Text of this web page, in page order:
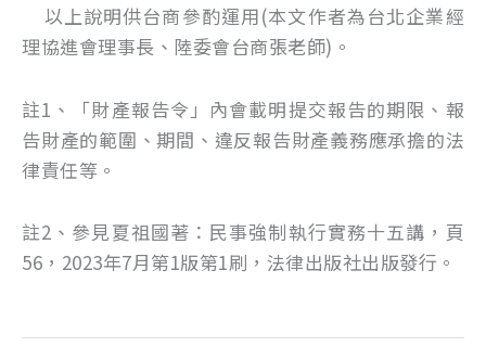
以上說明供台商參酌運用(本文作者為台北企業經
理協進會理事長、陸委會台商張老師)。
註1、「財產報告令」內會載明提交報告的期限、報
告財產的範圍、期間、違反報告財產義務應承擔的法
律責任等。
註2、參見夏祖國著：民事強制執行實務十五講，頁
56，2023年7月第1版第1刷，法律出版社出版發行。